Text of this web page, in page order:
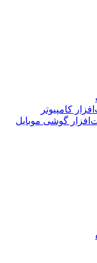
کامپیوتر
گوشی موبایل